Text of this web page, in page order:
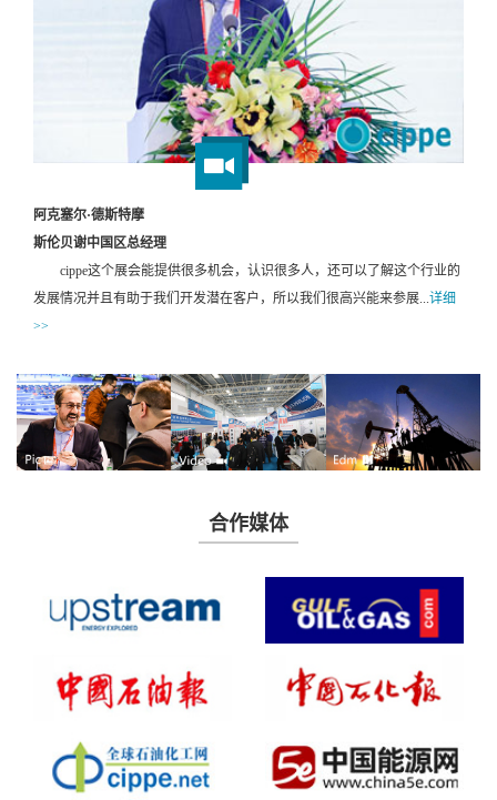
阿克塞尔·德斯特摩
斯伦贝谢中国区总经理
cippe这个展会能提供很多机会，认识很多人，还可以了解这个行业的
发展情况并且有助于我们开发潜在客户，所以我们很高兴能来参展... 详细
>>
合作媒体